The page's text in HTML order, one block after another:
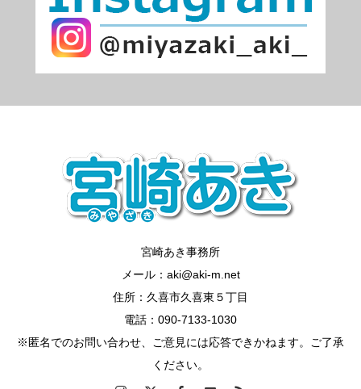
宮崎あき事務所
メール：aki@aki-m.net
住所：久喜市久喜東５丁目
電話：090-7133-1030
※匿名でのお問い合わせ、ご意見には応答できかねます。ご了承
ください。